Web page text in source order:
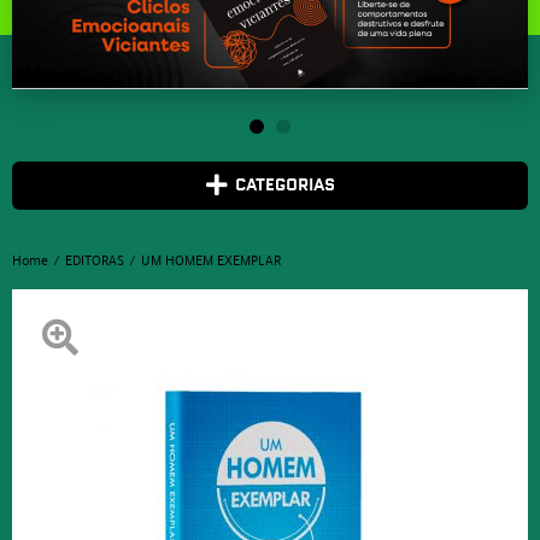
CATEGORIAS
Home EDITORAS UM HOMEM EXEMPLAR